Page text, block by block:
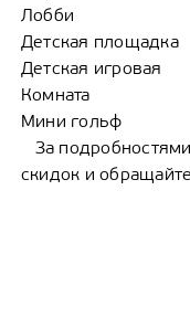
Лобби
Детская площадка
Детская игровая
Комната
Мини гольф
За
скидок и